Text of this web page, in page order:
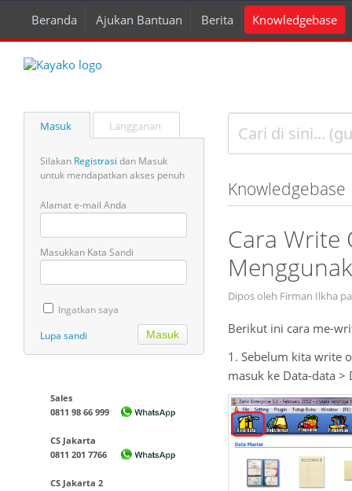
Beranda Ajukan Bantuan Berita Knowledgebase
Masuk Langganan
Silakan Registrasi dan Masuk
untuk mendapatkan akses penuh
Alamat e-mail Anda
Masukkan Kata Sandi
Ingatkan saya
Lupa sandi
Sales
0811 98 66 999
CS Jakarta
0811 201 7766
CS Jakarta 2
Knowledgebase
Cara Write
Dipos oleh Firman Ilkha
Berikut ini cara me-
1. Sebelum kita write
masuk ke Data-data >